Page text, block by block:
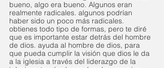
bueno, algo era bueno. Algunos eran
realmente radicales. algunos podrían
haber sido un poco más radicales.
obtienes todo tipo de formas, pero te diré
que es importante estar detrás del hombre
de dios. ayuda al hombre de dios, para
que pueda cumplir la visión que dios le da
a la iglesia a través del liderazgo de la